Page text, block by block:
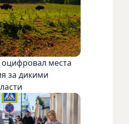
места
за дикими